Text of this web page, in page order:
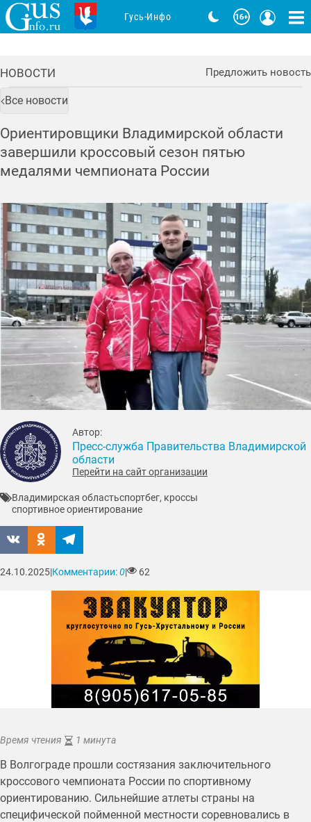
НОВОСТИ Предложить новость
Все новости
Ориентировщики Владимирской области
завершили кроссовый сезон пятью
медалями чемпионата России
Время чтения 1 минута
В Волгограде прошли состязания заключительного
кроссового чемпионата России по спортивному
ориентированию. Сильнейшие атлеты страны на
специфической пойменной местности соревновались в
Автор:
Пресс-служба Правительства Владимирской
области
Перейти на сайт организации
Владимирская областьспортбег, кроссы
спортивное ориентирование
24.10.2025|Комментарии:0| 62
Гусь-Инфо